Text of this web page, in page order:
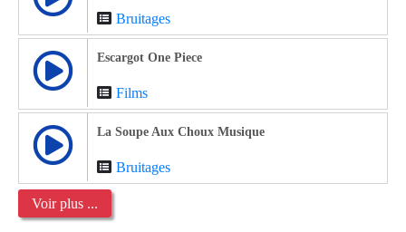
Bruitages
Escargot One Piece
Films
La Soupe Aux Choux Musique
Bruitages
Voir plus ...